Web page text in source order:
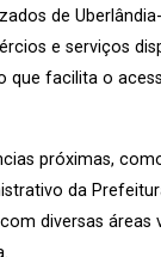
de
e serviços
que facilita o
próximas,
da
diversas áreas